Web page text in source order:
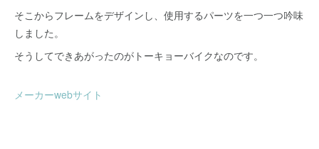
そこからフレームをデザインし、使用するパーツを一つ一つ吟味
しました。
そうしてできあがったのがトーキョーバイクなのです。
メーカーwebサイト